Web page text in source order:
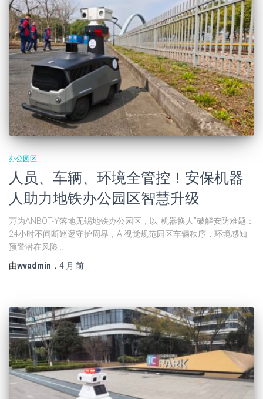
办公园区
人员、车辆、环境全管控！安保机器
人助力地铁办公园区智慧升级
万为ANBOT-Y落地无锡地铁办公园区，以”机器换人”破解安防难题：
24小时不间断巡逻守护周界，AI视觉规范园区车辆秩序，环境感知
预警潜在风险…
由wvadmin ， 4 月 前